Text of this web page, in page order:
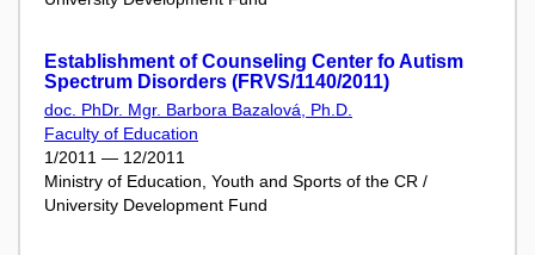
Establishment of Counseling Center fo Autism
Spectrum Disorders (FRVS/1140/2011)
doc. PhDr. Mgr. Barbora Bazalová, Ph.D.
Faculty of Education
1/2011 — 12/2011
Ministry of Education, Youth and Sports of the CR /
University Development Fund